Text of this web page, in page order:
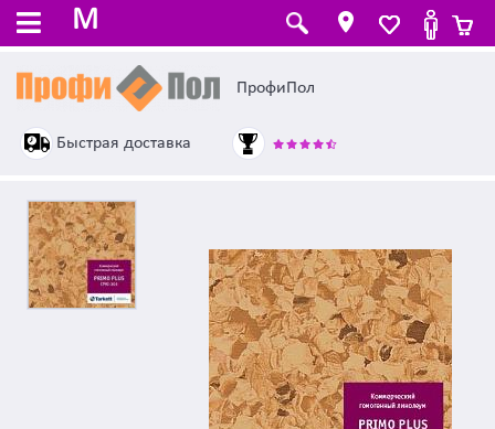
M
ПрофиПол
Быстрая доставка